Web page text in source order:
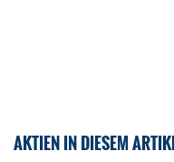
AKTIEN IN DIESEM